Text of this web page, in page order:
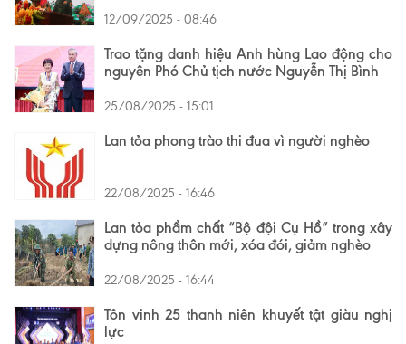
12/09/2025 - 08:46
Trao tặng danh hiệu Anh hùng Lao động cho
nguyên Phó Chủ tịch nước Nguyễn Thị Bình
25/08/2025 - 15:01
Lan tỏa phong trào thi đua vì người nghèo
22/08/2025 - 16:46
Lan tỏa phẩm chất “Bộ đội Cụ Hồ” trong xây
dựng nông thôn mới, xóa đói, giảm nghèo
22/08/2025 - 16:44
Tôn vinh 25 thanh niên khuyết tật giàu nghị
lực